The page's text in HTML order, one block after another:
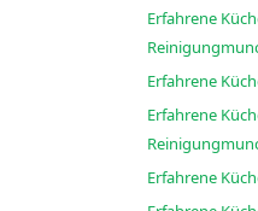
Erfahrene
Erfahrene